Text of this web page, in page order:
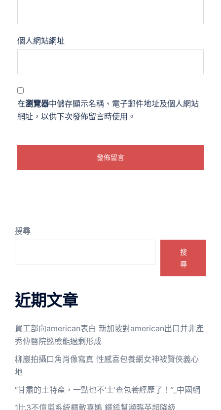
個人網站網址
在瀏覽器中儲存顯示名稱、電子郵件地址及個人網站
網址，以供下次發佈留言時使用。
搜尋
搜
尋
近期文章
貿工部向american表白 新加坡對american出口并非產
秀傳醫院巡檢能過剩形成
柳巖拍攝口角肖像寫真 性感喜包養網女神被贊俠義心
地
“甘肅的土特產，一點也不‘土’查包養經歷了！”_中國網
1比3不億嵐系統櫃敵喜鵲 鐵錘幫瀕臨英超降級